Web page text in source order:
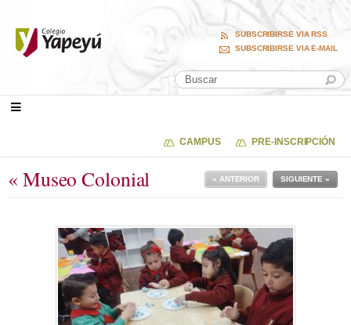
SUBSCRIBIRSE VIA RSS
SUBSCRIBIRSE VIA E-MAIL
CAMPUS PRE-INSCRIPCIÓN
« Museo Colonial SIGUIENTE »
« ANTERIOR